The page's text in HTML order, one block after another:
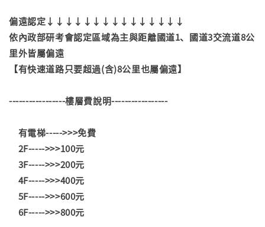
偏遠認定↓↓↓↓↓↓↓↓↓↓↓↓↓↓↓
依內政部研考會認定區域為主與距離國道1、國道3交流道8公
里外皆屬偏遠
【有快速道路只要超過(含)8公里也屬偏遠】
-----------------樓層費說明-----------------
有電梯----->>>免費
2F----->>>100元
3F----->>>200元
4F----->>>400元
5F----->>>600元
6F----->>>800元